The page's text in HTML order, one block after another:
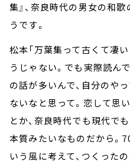
集』、奈良時代の男女の和
うです。
松本「万葉集って古くて凄
うじゃない。でも実際読ん
の話が多いんで、自分のや
ないなと思って。恋して思
とか、奈良時代でも現代で
本質みたいなものだから。
いう風に考えて、つくった